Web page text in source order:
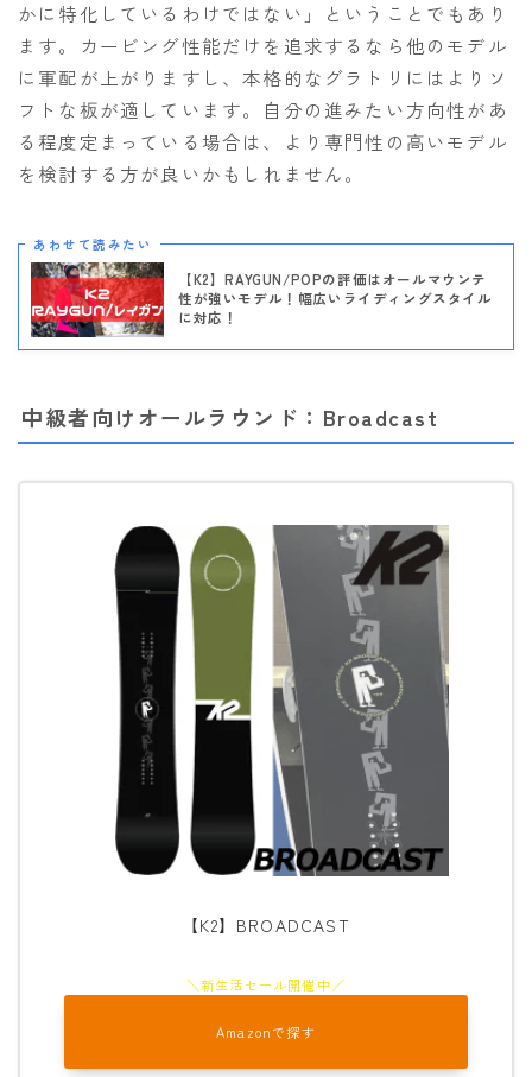
かに特化しているわけではない」ということでもあり
ます。カービング性能だけを追求するなら他のモデル
に軍配が上がりますし、本格的なグラトリにはよりソ
フトな板が適しています。自分の進みたい方向性があ
る程度定まっている場合は、より専門性の高いモデル
を検討する方が良いかもしれません。
あわせて読みたい
【K2】RAYGUN/POPの評価はオールマウンテ
性が強いモデル！幅広いライディングスタイル
に対応！
中級者向けオールラウンド：Broadcast
【K2】BROADCAST
Amazonで探す